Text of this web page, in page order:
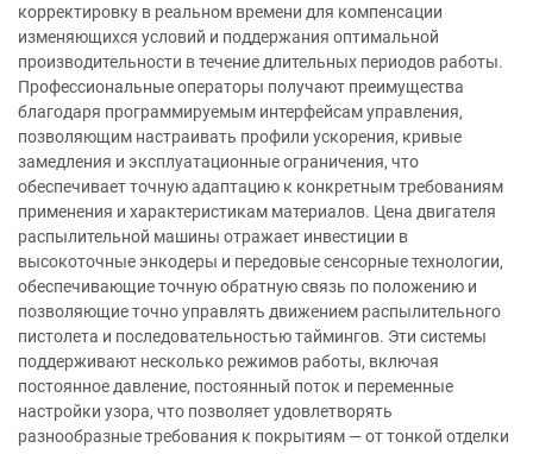
корректировку в реальном времени для компенсации
изменяющихся условий и поддержания оптимальной
производительности в течение длительных периодов работы.
Профессиональные операторы получают преимущества
благодаря программируемым интерфейсам управления,
позволяющим настраивать профили ускорения, кривые
замедления и эксплуатационные ограничения, что
обеспечивает точную адаптацию к конкретным требованиям
применения и характеристикам материалов. Цена двигателя
распылительной машины отражает инвестиции в
высокоточные энкодеры и передовые сенсорные технологии,
обеспечивающие точную обратную связь по положению и
позволяющие точно управлять движением распылительного
пистолета и последовательностью таймингов. Эти системы
поддерживают несколько режимов работы, включая
постоянное давление, постоянный поток и переменные
настройки узора, что позволяет удовлетворять
разнообразные требования к покрытиям — от тонкой отделки